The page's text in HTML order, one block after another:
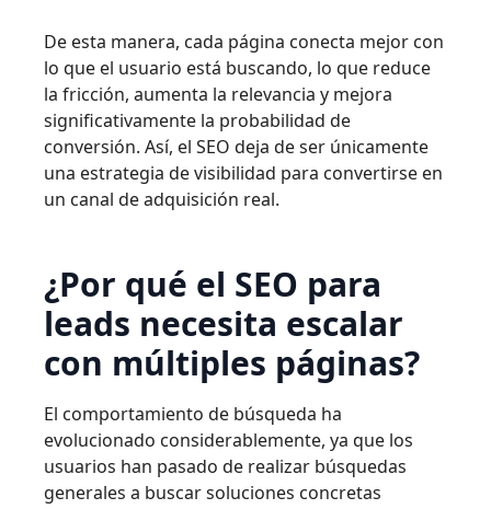
De esta manera, cada página conecta mejor con
lo que el usuario está buscando, lo que reduce
la fricción, aumenta la relevancia y mejora
significativamente la probabilidad de
conversión. Así, el SEO deja de ser únicamente
una estrategia de visibilidad para convertirse en
un canal de adquisición real.
¿Por qué el SEO para
leads necesita escalar
con múltiples páginas?
El comportamiento de búsqueda ha
evolucionado considerablemente, ya que los
usuarios han pasado de realizar búsquedas
generales a buscar soluciones concretas